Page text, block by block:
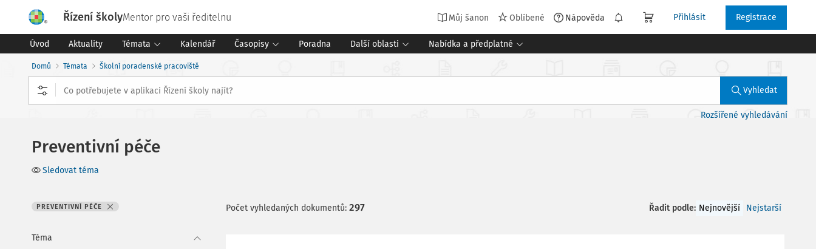
Řízení školyMentor pro vaši ředitelnu Můj šanon Oblíbené Nápověda Přihlásit Registrace
Úvod Aktuality Témata Kalendář Časopisy Poradna Další oblasti Nabídka a předplatné
Domů Témata Školní poradenské pracoviště
Vyhledat
Rozšířené vyhledávání
Preventivní péče
Sledovat téma
PREVENTIVNÍ PÉČE
Téma
Počet vyhledaných dokumentů: 297 Řadit podle: Nejnovější Nejstarší